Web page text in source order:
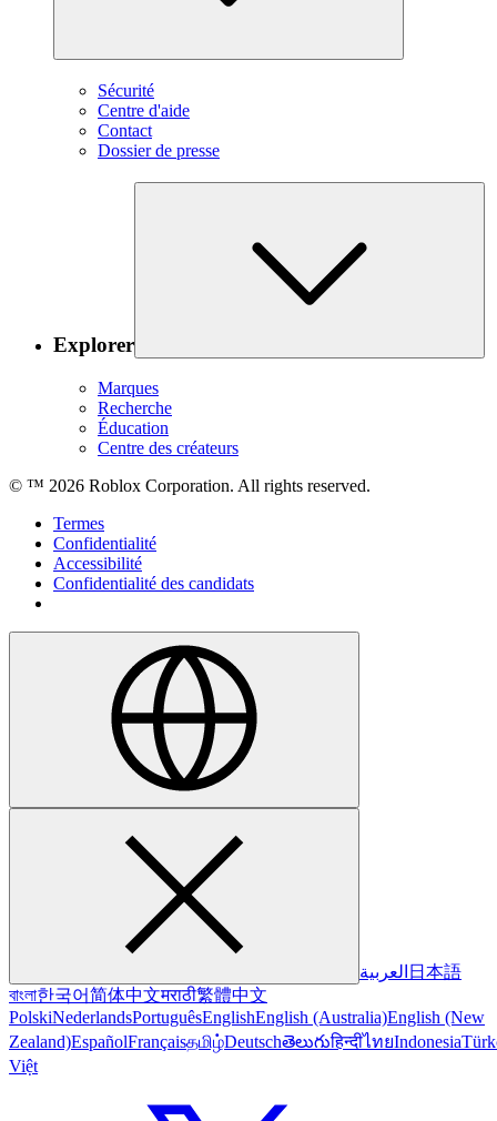
Sécurité
Centre d'aide
Contact
Dossier de presse
Explorer
Marques
Recherche
Éducation
Centre des créateurs
© ™ 2026 Roblox Corporation. All rights reserved.
Termes
Confidentialité
Accessibilité
Confidentialité des candidats
العربية 日本語
বাংলা한국어简体中文मराठी繁體中文
PolskiNederlandsPortuguêsEnglishEnglish (Australia)English (New
Zealand)EspañolFrançaisதமிழ்Deutschతెలుగుहिन्दीไทยIndonesia
Việt